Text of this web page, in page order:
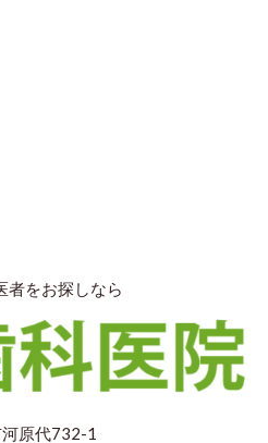
者をお探しなら
原代732-1